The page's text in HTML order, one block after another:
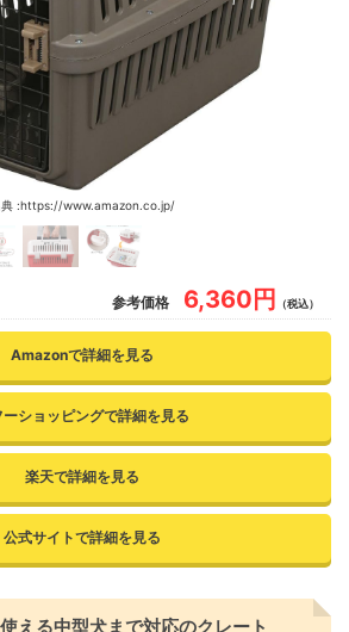
典 :https://www.amazon.co.jp/
参考価格 6,360円 （税込）
Amazonで詳細を見る
ーショッピングで詳細を見る
楽天で詳細を見る
公式サイトで詳細を見る
える中型犬まで対応のクレート